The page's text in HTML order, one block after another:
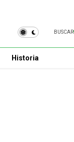
BUSCAR
Historia